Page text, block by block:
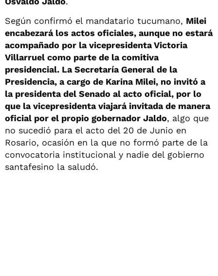
Según confirmó el mandatario tucumano, Milei
encabezará los actos oficiales, aunque no estará
acompañado por la vicepresidenta Victoria
Villarruel como parte de la comitiva
presidencial. La Secretaría General de la
Presidencia, a cargo de Karina Milei, no invitó a
la presidenta del Senado al acto oficial, por lo
que la vicepresidenta viajará invitada de manera
oficial por el propio gobernador Jaldo, algo que
no sucedió para el acto del 20 de Junio en
Rosario, ocasión en la que no formó parte de la
convocatoria institucional y nadie del gobierno
santafesino la saludó.